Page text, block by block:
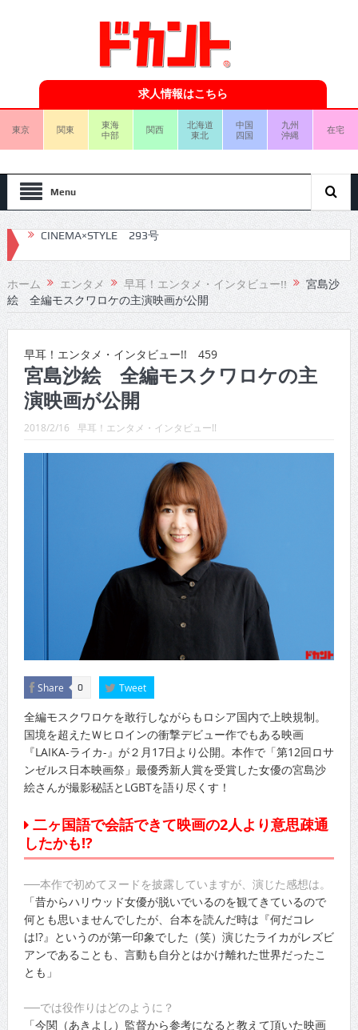
求人情報はこちら
東京 関東
東海
中部
関西
北海道
東北
中国
四国
九州
沖縄
在宅
Menu
CINEMA×STYLE 292号
CINEMA×STYLE 291号
CINEMA×STYLE 290号
CINEMA×STYLE 288号
CINEMA×STYLE 287号
CINEMA×STYLE 286号
CINEMA×STYLE 294号
CINEMA×STYLE 293号
ホーム エンタメ 早耳！エンタメ・インタビュー!!
宮島沙
絵 全編モスクワロケの主演映画が公開
早耳！エンタメ・インタビュー!! 459
宮島沙絵 全編モスクワロケの主
演映画が公開
2018/2/16 早耳！エンタメ・インタビュー!!
Share 0 Tweet
全編モスクワロケを敢行しながらもロシア国内で上映規制。
国境を超えたＷヒロインの衝撃デビュー作でもある映画
『LAIKA-ライカ-』が２月17日より公開。本作で「第12回ロサ
ンゼルス日本映画祭」最優秀新人賞を受賞した女優の宮島沙
絵さんが撮影秘話とLGBTを語り尽くす！
二ヶ国語で会話できて映画の2人より意思疎通
したかも!?
──本作で初めてヌードを披露していますが、演じた感想は。
「昔からハリウッド女優が脱いでいるのを観てきているので
何とも思いませんでしたが、台本を読んだ時は『何だコレ
は!?』というのが第一印象でした（笑）演じたライカがレズビ
アンであることも、言動も自分とはかけ離れた世界だったこ
とも」
──では役作りはどのように？
「今関（あきよし）監督から参考になると教えて頂いた映画